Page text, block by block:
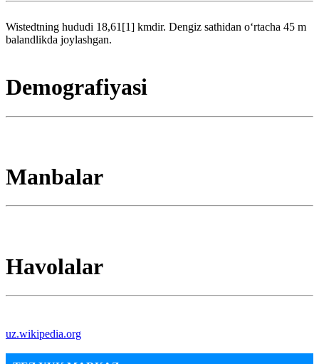
Wistedtning hududi 18,61[1] kmdir. Dengiz sathidan oʻrtacha 45 m
balandlikda joylashgan.
Demografiyasi
Manbalar
Havolalar
uz.wikipedia.org